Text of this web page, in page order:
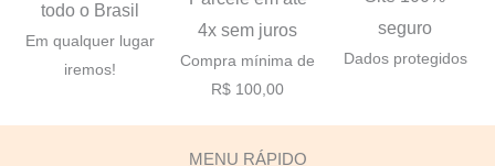
todo o Brasil
Em qualquer lugar
iremos!
4x sem juros
Compra mínima de
R$ 100,00
seguro
Dados protegidos
MENU RÁPIDO